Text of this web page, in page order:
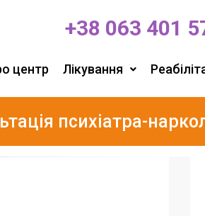
+38 063 401
центр Лікування
психіатра-